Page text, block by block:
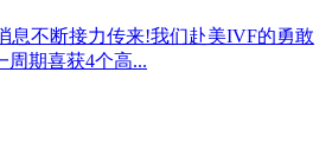
息不断接力传来!我们赴美IVF的勇敢
周期喜获4个高...